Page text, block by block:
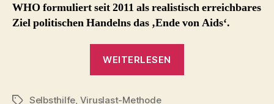
WHO formuliert seit 2011 als realistisch erreichbares
Ziel politischen Handelns das ‚Ende von Aids‘.
WEITERLESEN
Schlagwörter
Selbsthilfe, Viruslast-Methode